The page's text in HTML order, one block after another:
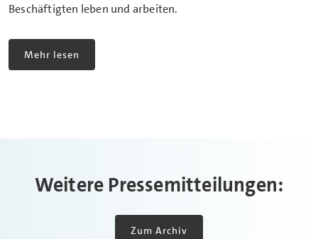
Beschäftigten leben und arbeiten.
Mehr lesen
Weitere Pressemitteilungen:
Zum Archiv